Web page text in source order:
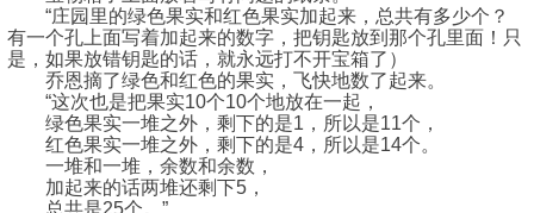
“庄园里的绿色果实和红色果实加起来，总共有多少个？
有一个孔上面写着加起来的数字，把钥匙放到那个孔里面！只
是，如果放错钥匙的话，就永远打不开宝箱了）
乔恩摘了绿色和红色的果实，飞快地数了起来。
“这次也是把果实10个10个地放在一起，
绿色果实一堆之外，剩下的是1，所以是11个，
红色果实一堆之外，剩下的是4，所以是14个。
一堆和一堆，余数和余数，
加起来的话两堆还剩下5，
总共是25个。”